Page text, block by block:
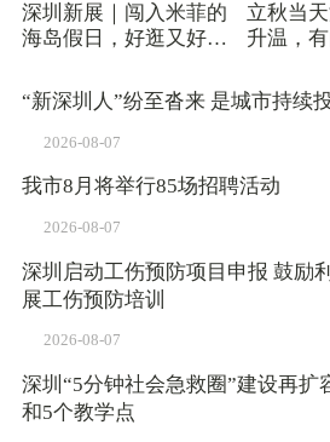
深圳新展｜闯入米菲的
海岛假日，好逛又好
立秋当
升温，
“新深圳人”纷至沓来 是城市持续
2026-08-07
我市8月将举行85场招聘活动
2026-08-07
深圳启动工伤预防项目申报 鼓励
展工伤预防培训
2026-08-07
深圳“5分钟社会急救圈”建设再扩
和5个教学点